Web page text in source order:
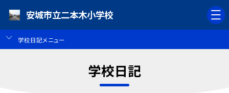
安城市立二本木小学校
学校日記メニュー
学校日記